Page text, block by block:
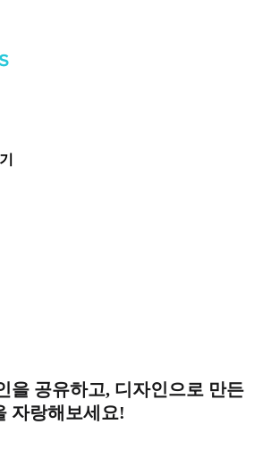
을 공유하고, 디자인으로 만든
자랑해보세요!